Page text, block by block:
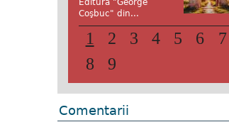
Coşbuc" din...
1 2 3 4 5 6
7
8
9
Comentarii